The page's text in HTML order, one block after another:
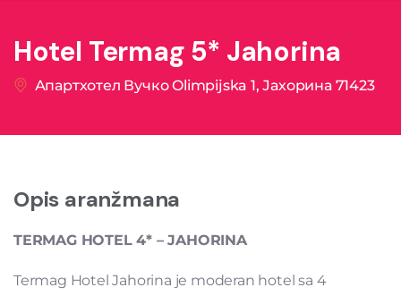
Hotel Termag 5* Jahorina
Апартхотел Вучко Olimpijska 1, Јахорина 71423
Opis aranžmana
TERMAG HOTEL 4* – JAHORINA
Termag Hotel Jahorina je moderan hotel sa 4